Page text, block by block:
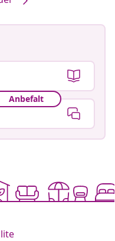
Anbefalt